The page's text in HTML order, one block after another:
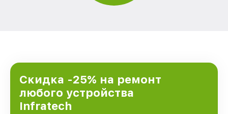
Скидка -25% на ремонт
любого устройства
Infratech